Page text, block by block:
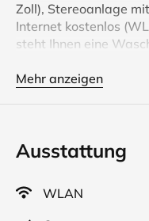
Zoll), Stereoanlage
Internet kostenlos
steht Ihnen eine
Reinigung sowie
Im Obergeschoss
Schlafräume. In dem
Doppelbett, in dem
Einzelbett in der
Mehr anzeigen
Ausstattung
WLAN